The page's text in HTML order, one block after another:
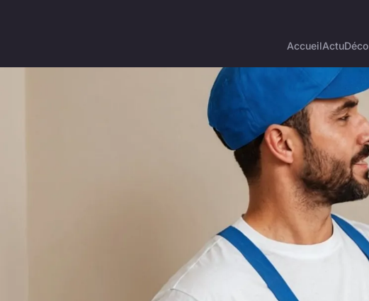
AccueilActuDéco